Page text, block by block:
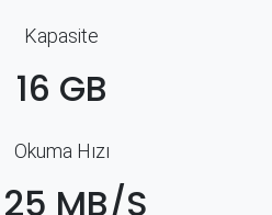
Kapasite
16 GB
Okuma Hızı
MB/S